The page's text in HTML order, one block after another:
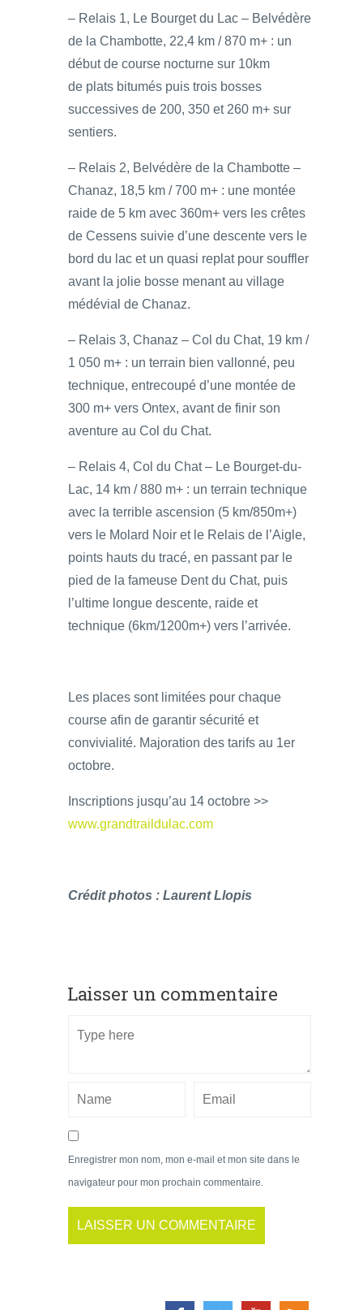
– Relais 1, Le Bourget du Lac – Belvédère
de la Chambotte, 22,4 km / 870 m+ : un
début de course nocturne sur 10km
de plats bitumés puis trois bosses
successives de 200, 350 et 260 m+ sur
sentiers.
– Relais 2, Belvédère de la Chambotte –
Chanaz, 18,5 km / 700 m+ : une montée
raide de 5 km avec 360m+ vers les crêtes
de Cessens suivie d’une descente vers le
bord du lac et un quasi replat pour souffler
avant la jolie bosse menant au village
médévial de Chanaz.
– Relais 3, Chanaz – Col du Chat, 19 km /
1 050 m+ : un terrain bien vallonné, peu
technique, entrecoupé d’une montée de
300 m+ vers Ontex, avant de finir son
aventure au Col du Chat.
– Relais 4, Col du Chat – Le Bourget-du-
Lac, 14 km / 880 m+ : un terrain technique
avec la terrible ascension (5 km/850m+)
vers le Molard Noir et le Relais de l’Aigle,
points hauts du tracé, en passant par le
pied de la fameuse Dent du Chat, puis
l’ultime longue descente, raide et
technique (6km/1200m+) vers l’arrivée.
Les places sont limitées pour chaque
course afin de garantir sécurité et
convivialité. Majoration des tarifs au 1er
octobre.
Inscriptions jusqu’au 14 octobre >>
www.grandtraildulac.com
Crédit photos : Laurent Llopis
Laisser un commentaire
Enregistrer mon nom, mon e-mail et mon site dans le
navigateur pour mon prochain commentaire.